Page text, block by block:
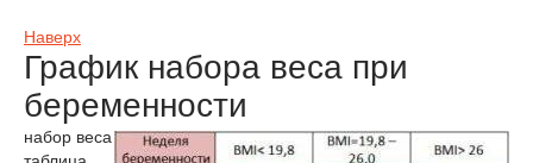
Наверх
График набора веса при
беременности
набор веса